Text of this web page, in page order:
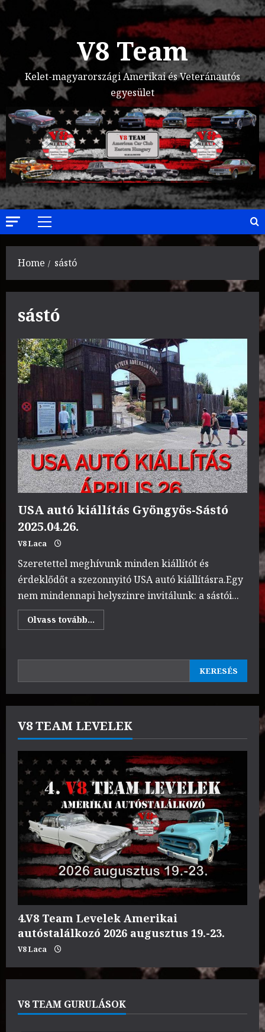
Skip
content
V8 Team
Kelet-magyarországi Amerikai és Veteránautós
egyesület
Primary
Home sástó
sástó
USA autó kiállítás Gyöngyös-Sástó
2025.04.26.
V8 Laca
Szeretettel meghívunk minden kiállítót és
érdeklődőt a szezonnyitó USA autó kiállításra.Egy
nem mindennapi helyszinre invitálunk: a sástói...
Olvass tovább...
more
kiállítás
2025.04.26.
KERESÉS
V8 TEAM LEVELEK
4.V8 Team Levelek Amerikai
autóstalálkozó 2026 augusztus 19.-23.
V8 Laca
V8 TEAM GURULÁSOK